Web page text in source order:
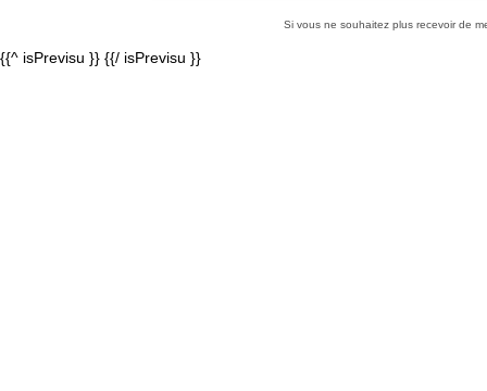
Si vous ne souhaitez plus recevoir de
{{^ isPrevisu }} {{/ isPrevisu }}